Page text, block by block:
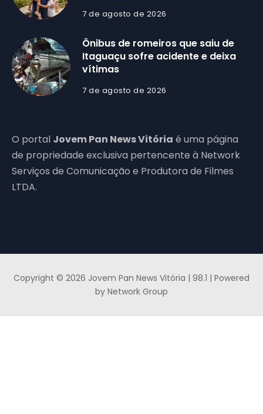
7 de agosto de 2026
Ônibus de romeiros que saiu de
Itaguaçu sofre acidente e deixa
vítimas
7 de agosto de 2026
O portal Jovem Pan News Vitória é uma página
de propriedade exclusiva pertencente à Network
Serviços de Comunicação e Produtora de Filmes
LTDA.
Copyright © 2026 Jovem Pan News Vitória | 98.1 | Powered
by Network Group